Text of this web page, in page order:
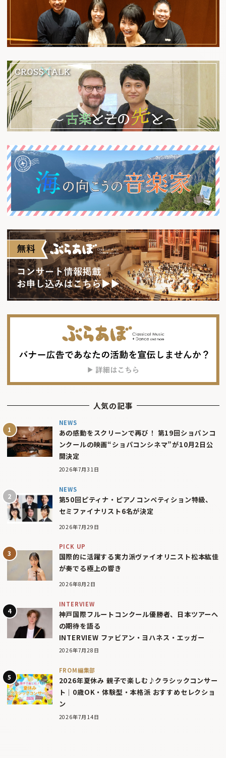
人気の記事
NEWS
あの感動をスクリーンで再び！ 第19回ショパンコ
ンクールの映画“ショパコンシネマ”が10月2日公
開決定
2026年7月31日
NEWS
第50回ピティナ・ピアノコンペティション特級、
セミファイナリスト6名が決定
2026年7月29日
PICK UP
国際的に活躍する実力派ヴァイオリニスト松本紘佳
が奏でる極上の響き
2026年8月2日
INTERVIEW
神戸国際フルートコンクール優勝者、日本ツアーへ
の期待を語る
INTERVIEW ファビアン・ヨハネス・エッガー
2026年7月28日
FROM編集部
2026年夏休み 親子で楽しむ♪クラシックコンサー
ト｜0歳OK・体験型・本格派 おすすめセレクショ
ン
2026年7月14日